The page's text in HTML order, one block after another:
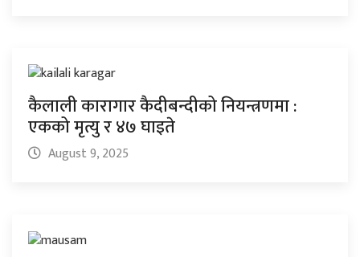
कैलाली कारागार कैदीबन्दीको नियन्त्रणमा :
एकको मृत्यु र ४७ घाइते
August 9, 2025